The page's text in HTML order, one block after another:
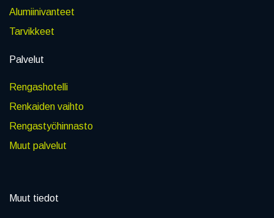
Alumiinivanteet
Tarvikkeet
Palvelut
Rengashotelli
Renkaiden vaihto
Rengastyöhinnasto
Muut palvelut
Muut tiedot